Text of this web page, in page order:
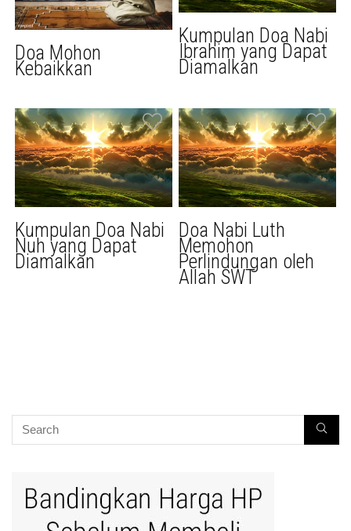
Doa Mohon
Kebaikkan
Kumpulan Doa Nabi
Ibrahim yang Dapat
Diamalkan
Kumpulan Doa Nabi
Nuh yang Dapat
Diamalkan
Doa Nabi Luth
Memohon
Perlindungan oleh
Allah SWT